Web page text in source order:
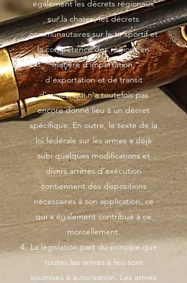
également les décrets régionaux
sur la chasse, les décrets
communautaires sur le tir sportif et
la compétence des régions en
matière d'importation,
d'exportation et de transit
d'armes, qui n'a toutefois pas
encore donné lieu à un décret
spécifique. En outre, le texte de la
loi fédérale sur les armes a déjà
subi quelques modifications et
divers arrêtés d'exécution
contiennent des dispositions
nécessaires à son application, ce
qui a également contribué à ce
morcellement.
La législation part du principe que
toutes les armes à feu sont
soumises à autorisation. Les armes